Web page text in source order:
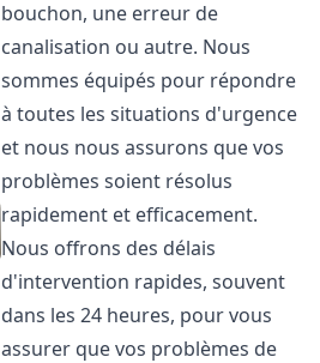
bouchon, une erreur de
canalisation ou autre. Nous
sommes équipés pour répondre
à toutes les situations d'urgence
et nous nous assurons que vos
problèmes soient résolus
rapidement et efficacement.
Nous offrons des délais
d'intervention rapides, souvent
dans les 24 heures, pour vous
assurer que vos problèmes de